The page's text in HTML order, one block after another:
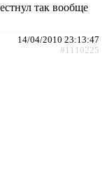
так вообще
14/04/2010 23:13:47
#1110225